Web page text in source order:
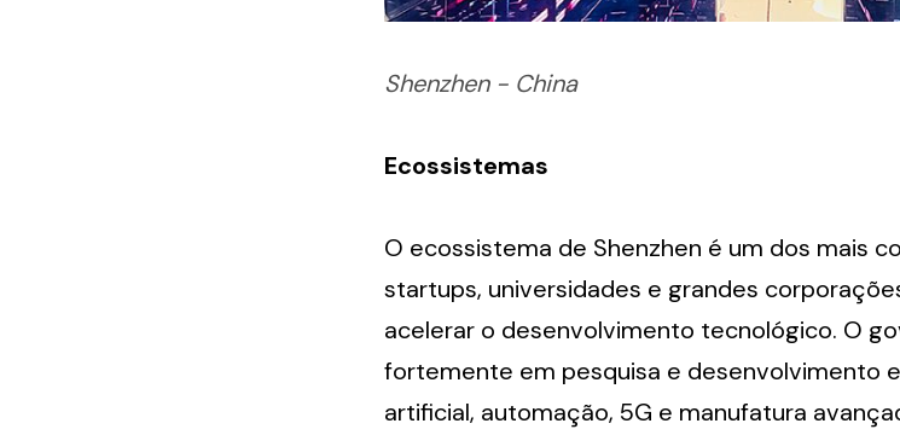
Shenzhen - China
Ecossistemas
O ecossistema de Shenzhen é um dos mais
startups, universidades e grandes
acelerar o desenvolvimento tecnológico. O
fortemente em pesquisa e desenvolvimento
artificial, automação, 5G e manufatura